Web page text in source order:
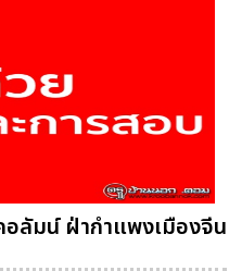
อลัมน์ ฝ่ากำแพงเมืองจีน